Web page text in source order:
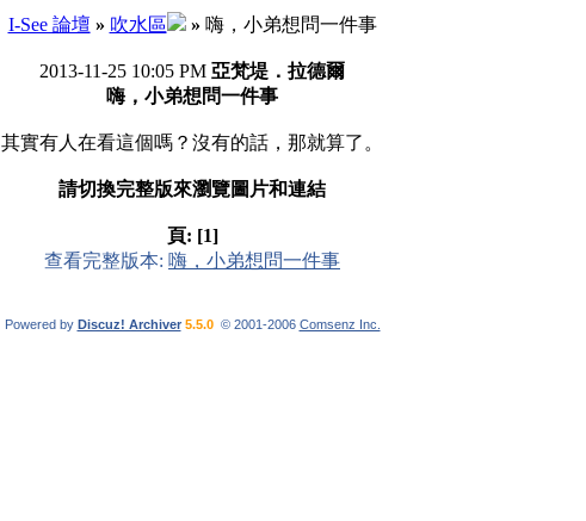
I-See 論壇 » 吹水區 » 嗨，小弟想問一件事
2013-11-25 10:05 PM 亞梵堤．拉德爾
嗨，小弟想問一件事
其實有人在看這個嗎？沒有的話，那就算了。
請切換完整版來瀏覽圖片和連結
頁: [1]
查看完整版本: 嗨，小弟想問一件事
Powered by Discuz! Archiver 5.5.0© 2001-2006 Comsenz Inc.